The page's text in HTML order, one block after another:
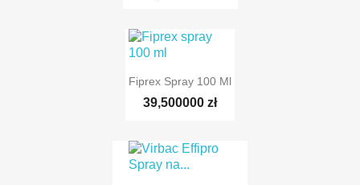
Fiprex Spray 100 Ml
39,500000 zł